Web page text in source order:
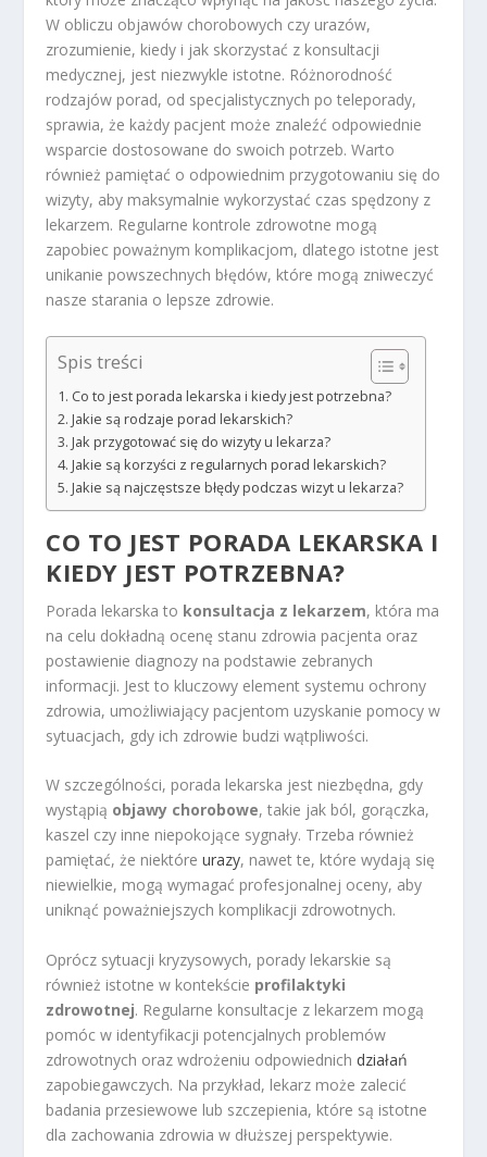
W obliczu objawów chorobowych czy urazów,
zrozumienie, kiedy i jak skorzystać z konsultacji
medycznej, jest niezwykle istotne. Różnorodność
rodzajów porad, od specjalistycznych po teleporady,
sprawia, że każdy pacjent może znaleźć odpowiednie
wsparcie dostosowane do swoich potrzeb. Warto
również pamiętać o odpowiednim przygotowaniu się do
wizyty, aby maksymalnie wykorzystać czas spędzony z
lekarzem. Regularne kontrole zdrowotne mogą
zapobiec poważnym komplikacjom, dlatego istotne jest
unikanie powszechnych błędów, które mogą zniweczyć
nasze starania o lepsze zdrowie.
Spis treści
Co to jest porada lekarska i kiedy jest potrzebna?
Jakie są rodzaje porad lekarskich?
Jak przygotować się do wizyty u lekarza?
Jakie są korzyści z regularnych porad lekarskich?
Jakie są najczęstsze błędy podczas wizyt u lekarza?
CO TO JEST PORADA LEKARSKA I
KIEDY JEST POTRZEBNA?
Porada lekarska to konsultacja z lekarzem, która ma
na celu dokładną ocenę stanu zdrowia pacjenta oraz
postawienie diagnozy na podstawie zebranych
informacji. Jest to kluczowy element systemu ochrony
zdrowia, umożliwiający pacjentom uzyskanie pomocy w
sytuacjach, gdy ich zdrowie budzi wątpliwości.
W szczególności, porada lekarska jest niezbędna, gdy
wystąpią objawy chorobowe, takie jak ból, gorączka,
kaszel czy inne niepokojące sygnały. Trzeba również
pamiętać, że niektóreurazy, nawet te, które wydają się
niewielkie, mogą wymagać profesjonalnej oceny, aby
uniknąć poważniejszych komplikacji zdrowotnych.
Oprócz sytuacji kryzysowych, porady lekarskie są
również istotne w kontekście profilaktyki
zdrowotnej. Regularne konsultacje z lekarzem mogą
pomóc w identyfikacji potencjalnych problemów
zdrowotnych oraz wdrożeniu odpowiednich działań
zapobiegawczych. Na przykład, lekarz może zalecić
badania przesiewowe lub szczepienia, które są istotne
dla zachowania zdrowia w dłuższej perspektywie.